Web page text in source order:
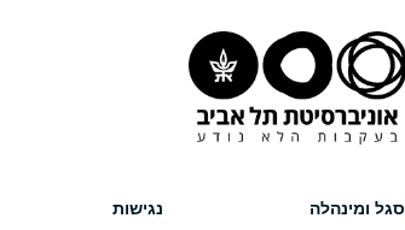
סגל ומינהלה
נגישות